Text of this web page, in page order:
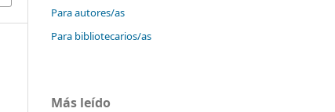
Para autores/as
Para bibliotecarios/as
Más leído